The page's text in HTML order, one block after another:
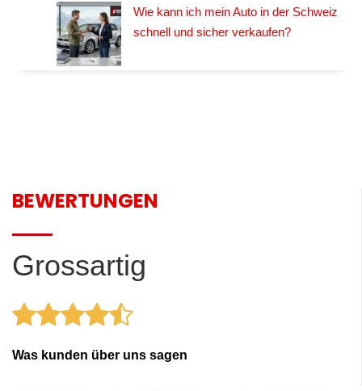
Wie kann ich mein Auto in der Schweiz
schnell und sicher verkaufen?
BEWERTUNGEN
Grossartig
Was kunden über uns sagen